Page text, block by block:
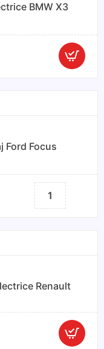
BMW X3
Cantitate
2003-
Ford Focus
Cantitate
Comutator
Renault
Cantitate